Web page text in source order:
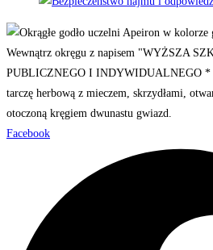
Facebook